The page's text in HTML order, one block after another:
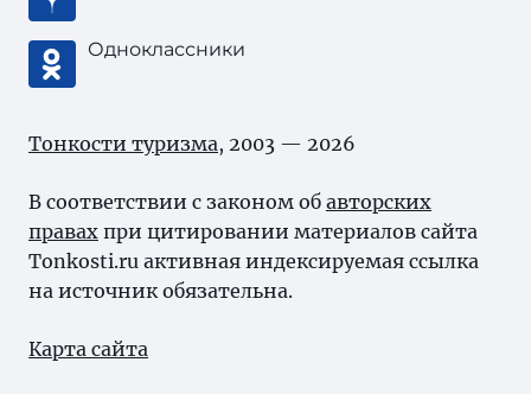
Одноклассники
Тонкости туризма, 2003 — 2026
В соответствии с законом об авторских
правах при цитировании материалов сайта
Tonkosti.ru активная индексируемая ссылка
на источник обязательна.
Карта сайта